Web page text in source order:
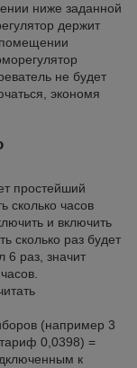
ниже заданной
держит
помещении
не будет
экономя
простейший
сколько часов
и включить
сколько раз будет
6 раз, значит
(например 3
0,0398) =
к